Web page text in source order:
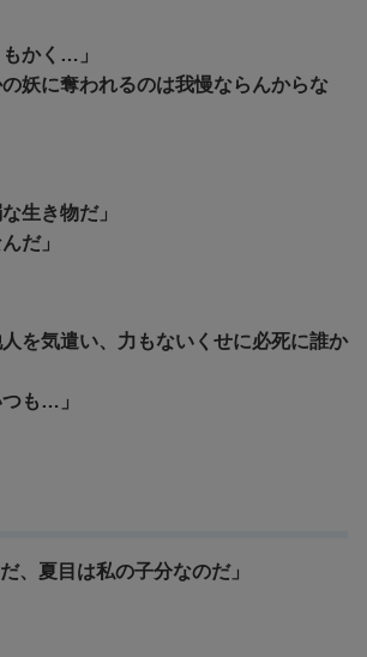
もかく…」
の妖に奪われるのは我慢ならんからな
生き物だ」
だ」
人を気遣い、力もないくせに必死に誰か
も…」
、夏目は私の子分なのだ」